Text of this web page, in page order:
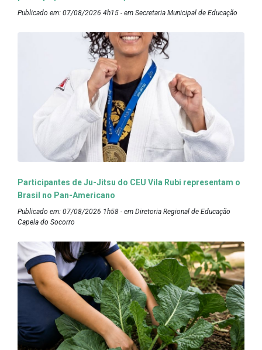
Publicado em: 07/08/2026 4h15 - em Secretaria Municipal de Educação
Participantes de Ju-Jitsu do CEU Vila Rubi representam o
Brasil no Pan-Americano
Publicado em: 07/08/2026 1h58 - em Diretoria Regional de Educação
Capela do Socorro